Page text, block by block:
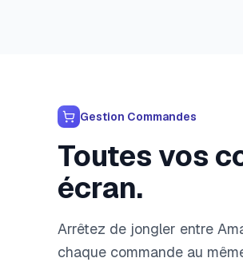
Gestion Commandes
Toutes vos
écran.
Arrêtez de jongler entre
chaque commande au